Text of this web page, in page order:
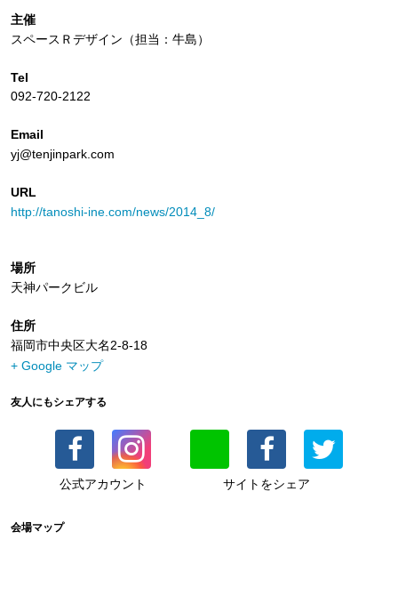
主催
スペースＲデザイン（担当：牛島）
Tel
092-720-2122
Email
yj@tenjinpark.com
URL
http://tanoshi-ine.com/news/2014_8/
場所
天神パークビル
住所
福岡市中央区大名2-8-18
+ Google マップ
友人にもシェアする
公式アカウント サイトをシェア
会場マップ